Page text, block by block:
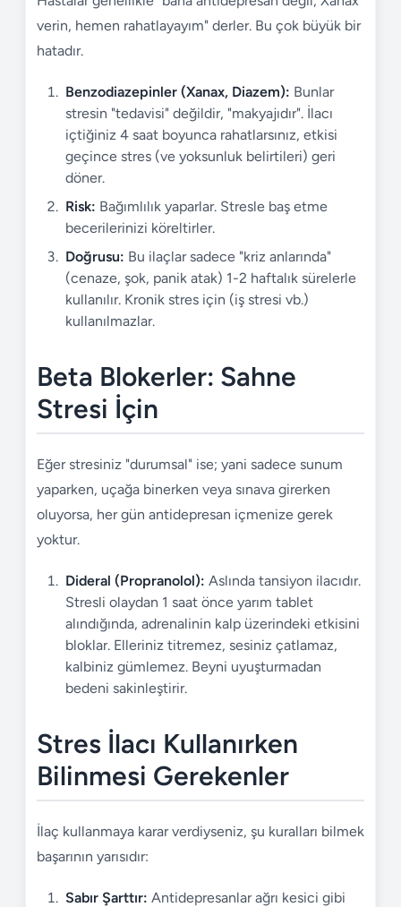
verin, hemen rahatlayayım" derler. Bu çok büyük bir
hatadır.
Benzodiazepinler (Xanax, Diazem): Bunlar
stresin "tedavisi" değildir, "makyajıdır". İlacı
içtiğiniz 4 saat boyunca rahatlarsınız, etkisi
geçince stres (ve yoksunluk belirtileri) geri
döner.
Risk: Bağımlılık yaparlar. Stresle baş etme
becerilerinizi köreltirler.
Doğrusu: Bu ilaçlar sadece "kriz anlarında"
(cenaze, şok, panik atak) 1-2 haftalık sürelerle
kullanılır. Kronik stres için (iş stresi vb.)
kullanılmazlar.
Beta Blokerler: Sahne
Stresi İçin
Eğer stresiniz "durumsal" ise; yani sadece sunum
yaparken, uçağa binerken veya sınava girerken
oluyorsa, her gün antidepresan içmenize gerek
yoktur.
Dideral (Propranolol): Aslında tansiyon ilacıdır.
Stresli olaydan 1 saat önce yarım tablet
alındığında, adrenalinin kalp üzerindeki etkisini
bloklar. Elleriniz titremez, sesiniz çatlamaz,
kalbiniz gümlemez. Beyni uyuşturmadan
bedeni sakinleştirir.
Stres İlacı Kullanırken
Bilinmesi Gerekenler
İlaç kullanmaya karar verdiyseniz, şu kuralları bilmek
başarının yarısıdır:
Sabır Şarttır: Antidepresanlar ağrı kesici gibi